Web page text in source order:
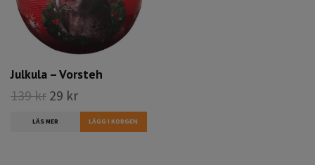
Julkula – Vorsteh
139 kr 29 kr
LÄS MER